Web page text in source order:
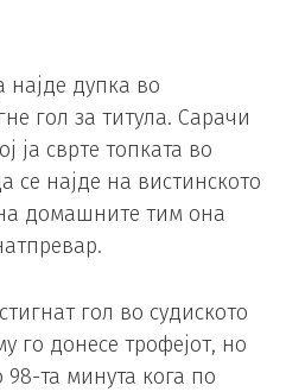
најде дупка во
гол за титула. Сарачи
ја сврте топката во
се најде на вистинското
домашните тим она
гол во судиското
го донесе трофејот, но
та минута кога по